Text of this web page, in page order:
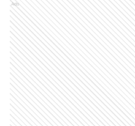
Ads